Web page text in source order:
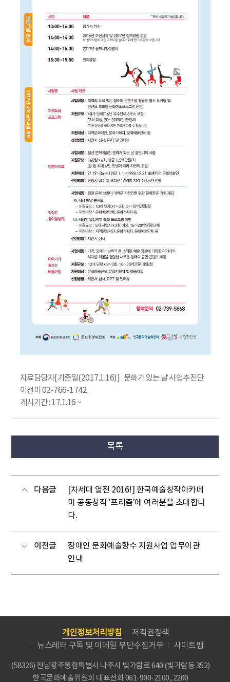
자료담당자[기준일(2017.1.16)] : 문화가 있는 날 사업추진단
이선미 02-766-1742
게시기간 : 17.1.16 ~
목록
다음글
[차세대 열전 2016!] 한국예술창작아카데
미 공동창작 '프리즘'에 여러분을 초대합니
다.
이전글
장애인 문화예술향수 지원사업 업무이관
안내
개인정보처리방침
저작권정책
뉴스레터 구독 및 이메일 무단수집거부
사이트맵
(58326) 전남광주통합특별시 나주시 빛가람로 640 (빛가람동 352)
한국문화예술위원회 대표전화 061-900-2100, 2200